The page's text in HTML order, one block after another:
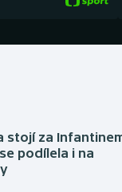
stojí za
podílela i na